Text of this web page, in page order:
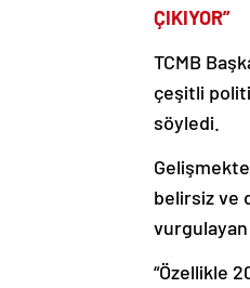
ÇIKIYOR”
TCMB
çeşitli
söyledi.
belirsiz ve
“Özellikle